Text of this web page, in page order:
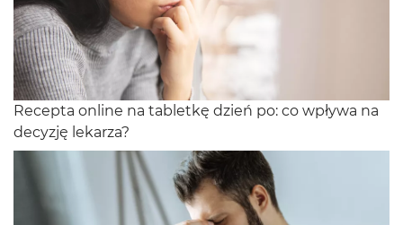
Recepta online na tabletkę dzień po: co wpływa na
decyzję lekarza?